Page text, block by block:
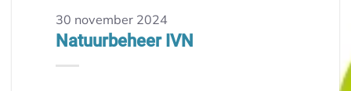
30 november 2024
Natuurbeheer IVN